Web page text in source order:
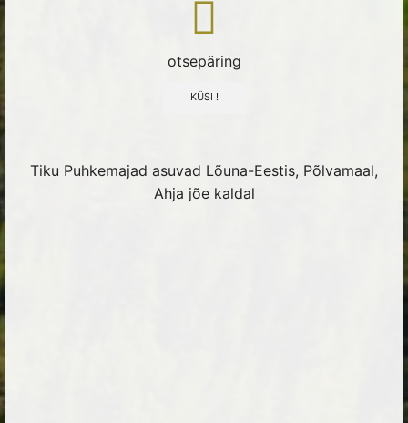
otsepäring
KÜSI !
Tiku Puhkemajad asuvad Lõuna-Eestis, Põlvamaal,
Ahja jõe kaldal